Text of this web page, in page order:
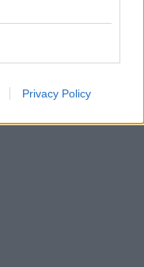
Privacy Policy